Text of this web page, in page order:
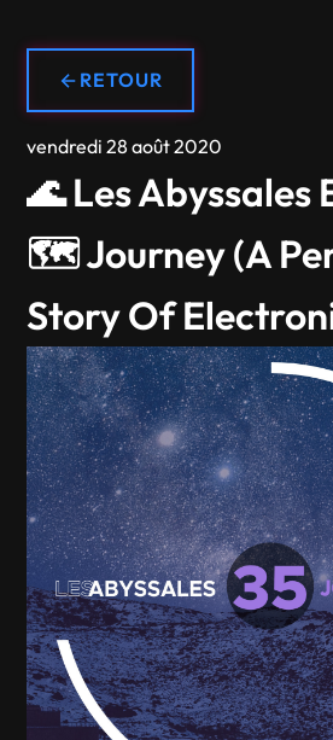
RETOUR
vendredi 28 août 2020
🌊 Les Abyssales
🗺️ Journey (A
Story Of